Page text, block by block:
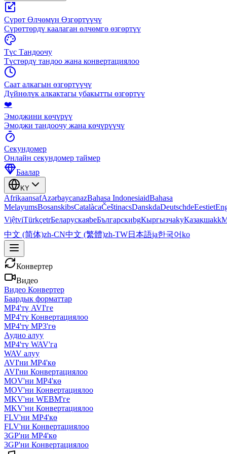
Сүрөт Өлчөмүн Өзгөртүүчү
Сүрөттөрдү каалаган өлчөмгө өзгөртүү
Түс Тандоочу
Түстөрдү тандоо жана конвертациялоо
Саат алкагын өзгөртүүчү
Дүйнөлүк алкактагы убакытты өзгөртүү
❤️
Эмоджини көчүрүү
Эмоджи тандоочу жана көчүрүүчү
Секундомер
Онлайн секундомер таймер
Баалар
KY
AfrikaansafAzərbaycanazBahasa IndonesiaidBahasa
MelayumsBosanskibsCatalàcaČeštinacsDanskdaDeutschdeEestiet
ViệtviTürkçetrБеларускаяbeБългарскиbgКыргызчаkyҚазақшаkk
中文 (简体)zh-CN中文 (繁體)zh-TW日本語ja한국어ko
Конвертер
Видео
Видео Конвертер
Баардык форматтар
MP4'тү AVI'ге
MP4'тү Конвертациялоо
MP4'тү MP3'гө
Аудио алуу
MP4'тү WAV'га
WAV алуу
AVI'ни MP4'кө
AVI'ни Конвертациялоо
MOV'ни MP4'кө
MOV'ни Конвертациялоо
MKV'ни WEBM'ге
MKV'ни Конвертациялоо
FLV'ни MP4'кө
FLV'ни Конвертациялоо
3GP'ни MP4'кө
3GP'ни Конвертациялоо